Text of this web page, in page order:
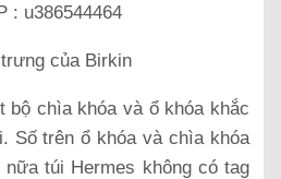
: u386544464
của Birkin
bộ chìa khóa và ổ khóa khắc
Số trên ổ khóa và chìa khóa
túi Hermes không có tag